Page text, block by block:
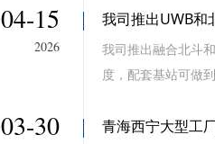
04-15
2026
我司推出UWB和
我司推出融合北斗
度，配套基站可做
03-30 青海西宁大型工